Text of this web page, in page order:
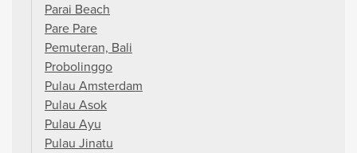
Parai Beach
Pare Pare
Pemuteran, Bali
Probolinggo
Pulau Amsterdam
Pulau Asok
Pulau Ayu
Pulau Jinatu